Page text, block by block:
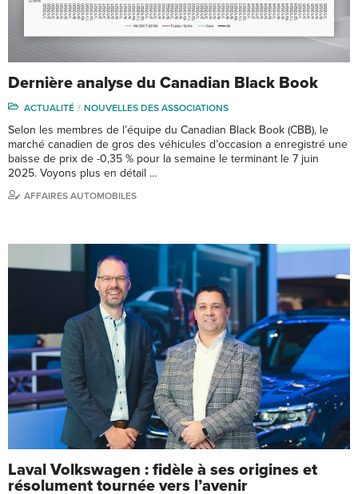
Dernière analyse du Canadian Black Book
ACTUALITÉ NOUVELLES DES ASSOCIATIONS
Selon les membres de l’équipe du Canadian Black Book (CBB), le
marché canadien de gros des véhicules d’occasion a enregistré une
baisse de prix de -0,35 % pour la semaine le terminant le 7 juin
2025. Voyons plus en détail …
AFFAIRES AUTOMOBILES
Laval Volkswagen : fidèle à ses origines et
résolument tournée vers l’avenir